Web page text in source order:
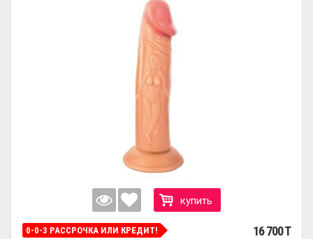
купить
0-0-3 РАССРОЧКА ИЛИ КРЕДИТ! 16 700 T